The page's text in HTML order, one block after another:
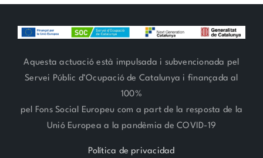
Aquesta actuació està impulsada i subvencionada pel
Servei Públic d’Ocupació de Catalunya i finançada al
100%
pel Fons Social Europeu com a part de la resposta de la
Unió Europea a la pandèmia de COVID-19
Política de privacidad